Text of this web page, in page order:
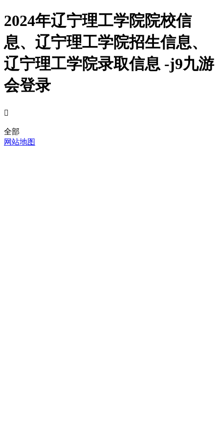
2024年辽宁理工学院院校信
息、辽宁理工学院招生信息、
辽宁理工学院录取信息 -j9九游
会登录

全部
网站地图